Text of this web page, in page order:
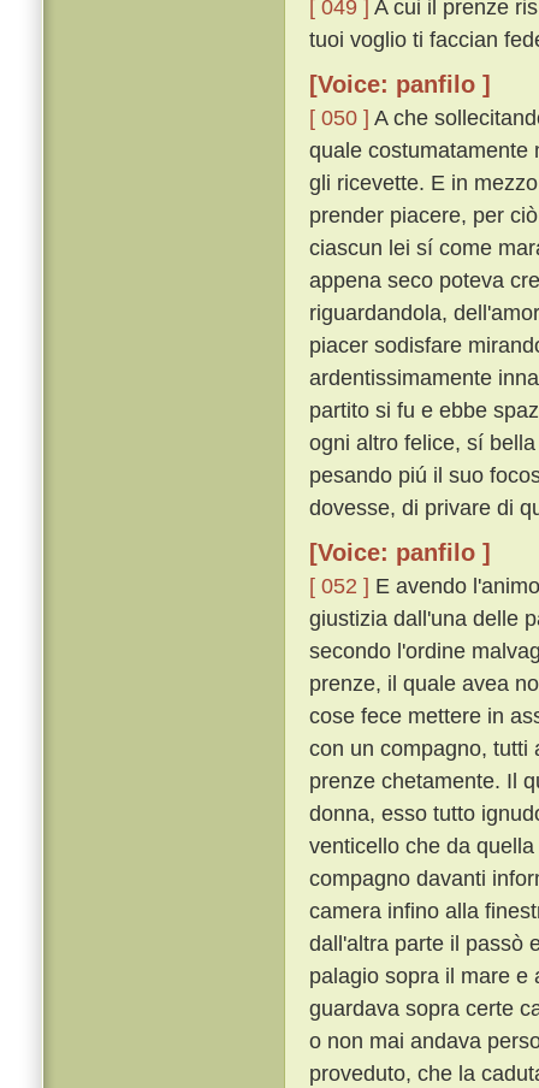
[ 049 ] A cui il prenze
tuoi voglio ti faccian
[Voice: panfilo ]
[ 050 ] A che
quale costumatamente
gli ricevette. E in
prender piacere, per
ciascun lei sí come
appena seco poteva
riguardandola,
piacer sodisfare
ardentissimamente
partito si fu e ebbe
ogni altro felice, sí
pesando piú il suo
dovesse, di privare di
[Voice: panfilo ]
[ 052 ] E avendo
giustizia dall'una delle
secondo l'ordine
prenze, il quale avea
cose fece mettere in
con un compagno, tutti
prenze chetamente. Il
donna, esso tutto
venticello che da
compagno davanti
camera infino alla
dall'altra parte il passò
palagio sopra il mare e
guardava sopra certe
o non mai andava
proveduto, che la